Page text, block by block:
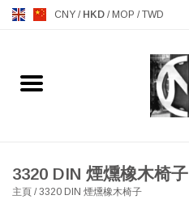
CNY / HKD / MOP /TWD
主頁
MANKS ANTIQUES 古董
3320 DIN 煙燻橡木椅子
主頁 /3320 DIN 煙燻橡木椅子